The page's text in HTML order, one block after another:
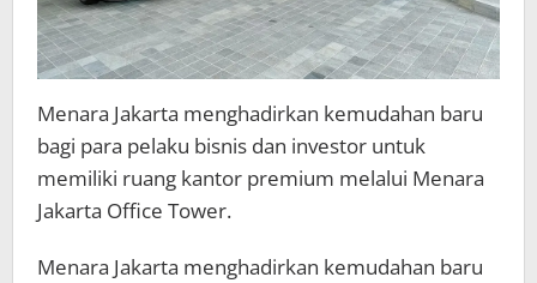
Menara Jakarta menghadirkan kemudahan baru
bagi para pelaku bisnis dan investor untuk
memiliki ruang kantor premium melalui Menara
Jakarta Office Tower.
Menara Jakarta menghadirkan kemudahan baru